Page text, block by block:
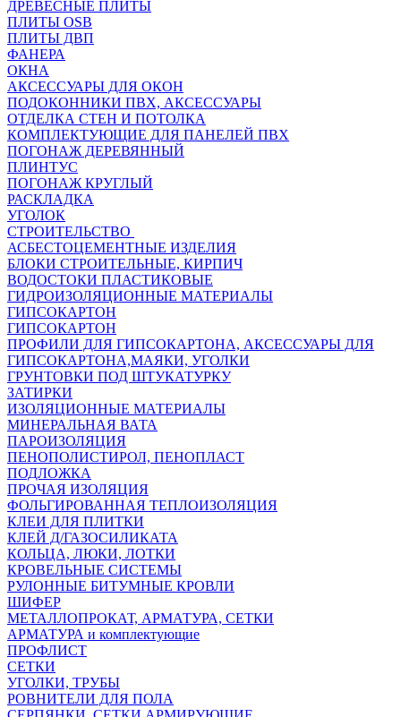
ДРЕВЕСНЫЕ ПЛИТЫ
ПЛИТЫ OSB
ПЛИТЫ ДВП
ФАНЕРА
ОКНА
АКСЕССУАРЫ ДЛЯ ОКОН
ПОДОКОННИКИ ПВХ, АКСЕССУАРЫ
ОТДЕЛКА СТЕН И ПОТОЛКА
КОМПЛЕКТУЮЩИЕ ДЛЯ ПАНЕЛЕЙ ПВХ
ПОГОНАЖ ДЕРЕВЯННЫЙ
ПЛИНТУС
ПОГОНАЖ КРУГЛЫЙ
РАСКЛАДКА
УГОЛОК
СТРОИТЕЛЬСТВО
АСБЕСТОЦЕМЕНТНЫЕ ИЗДЕЛИЯ
БЛОКИ СТРОИТЕЛЬНЫЕ, КИРПИЧ
ВОДОСТОКИ ПЛАСТИКОВЫЕ
ГИДРОИЗОЛЯЦИОННЫЕ МАТЕРИАЛЫ
ГИПСОКАРТОН
ГИПСОКАРТОН
ПРОФИЛИ ДЛЯ ГИПСОКАРТОНА, АКСЕССУАРЫ ДЛЯ
ГИПСОКАРТОНА,МАЯКИ, УГОЛКИ
ГРУНТОВКИ ПОД ШТУКАТУРКУ
ЗАТИРКИ
ИЗОЛЯЦИОННЫЕ МАТЕРИАЛЫ
МИНЕРАЛЬНАЯ ВАТА
ПАРОИЗОЛЯЦИЯ
ПЕНОПОЛИСТИРОЛ, ПЕНОПЛАСТ
ПОДЛОЖКА
ПРОЧАЯ ИЗОЛЯЦИЯ
ФОЛЬГИРОВАННАЯ ТЕПЛОИЗОЛЯЦИЯ
КЛЕИ ДЛЯ ПЛИТКИ
КЛЕЙ Д/ГАЗОСИЛИКАТА
КОЛЬЦА, ЛЮКИ, ЛОТКИ
КРОВЕЛЬНЫЕ СИСТЕМЫ
РУЛОННЫЕ БИТУМНЫЕ КРОВЛИ
ШИФЕР
МЕТАЛЛОПРОКАТ, АРМАТУРА, СЕТКИ
АРМАТУРА и комплектующие
ПРОФЛИСТ
СЕТКИ
УГОЛКИ, ТРУБЫ
РОВНИТЕЛИ ДЛЯ ПОЛА